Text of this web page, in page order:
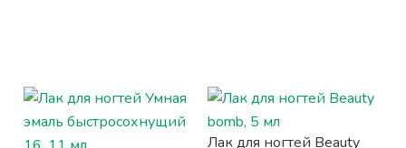
Лак для ногтей Beauty